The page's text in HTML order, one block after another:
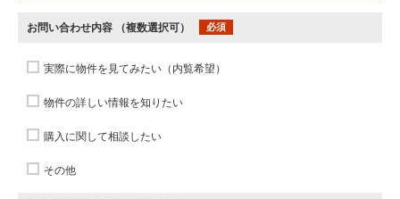
お問い合わせ内容 （複数選択可） 必須
実際に物件を見てみたい（内覧希望）
物件の詳しい情報を知りたい
購入に関して相談したい
その他